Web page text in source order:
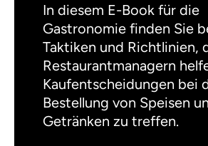
In diesem E-Book für die
Gastronomie finden Sie
Taktiken und Richtlinien,
Restaurantmanagern
Kaufentscheidungen bei
Bestellung von Speisen
Getränken zu treffen.